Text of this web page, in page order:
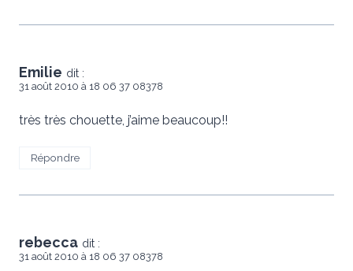
Emilie dit :
31 août 2010 à 18 06 37 08378
très très chouette, j’aime beaucoup!!
Répondre
rebecca dit :
31 août 2010 à 18 06 37 08378